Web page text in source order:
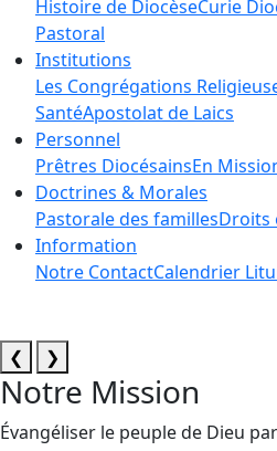
Histoire de DiocèseCurie
Pastoral
Institutions
Les Congrégations
SantéApostolat de Laics
Personnel
Prêtres DiocésainsEn
Doctrines & Morales
Pastorale des famillesDroits
Information
Notre ContactCalendrier
❮ ❯
Notre Mission
Évangéliser le peuple de Dieu